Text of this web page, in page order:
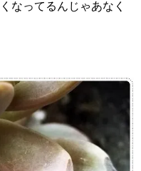
なってるんじゃあなく